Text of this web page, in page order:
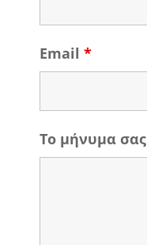
Email *
Το μήνυμα σας